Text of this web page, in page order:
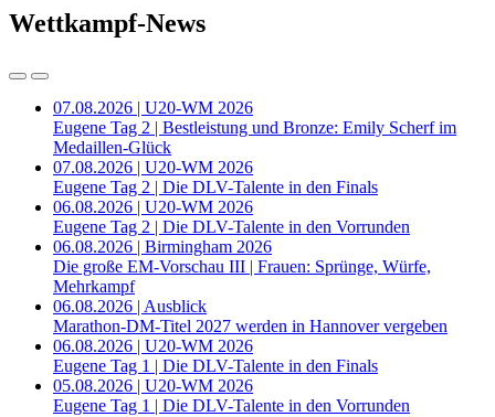
Wettkampf-News
07.08.2026 | U20-WM 2026
Eugene Tag 2 | Bestleistung und Bronze: Emily Scherf im
Medaillen-Glück
07.08.2026 | U20-WM 2026
Eugene Tag 2 | Die DLV-Talente in den Finals
06.08.2026 | U20-WM 2026
Eugene Tag 2 | Die DLV-Talente in den Vorrunden
06.08.2026 | Birmingham 2026
Die große EM-Vorschau III | Frauen: Sprünge, Würfe,
Mehrkampf
06.08.2026 | Ausblick
Marathon-DM-Titel 2027 werden in Hannover vergeben
06.08.2026 | U20-WM 2026
Eugene Tag 1 | Die DLV-Talente in den Finals
05.08.2026 | U20-WM 2026
Eugene Tag 1 | Die DLV-Talente in den Vorrunden